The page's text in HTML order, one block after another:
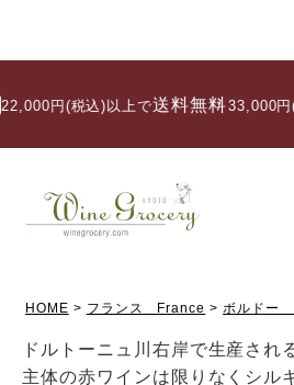
込)以上で送料無料/ 33,000円(税込)以
HOME フランス France ボルドー
ドルトーニュ川右岸で生産され
主体の赤ワインは限りなくシル